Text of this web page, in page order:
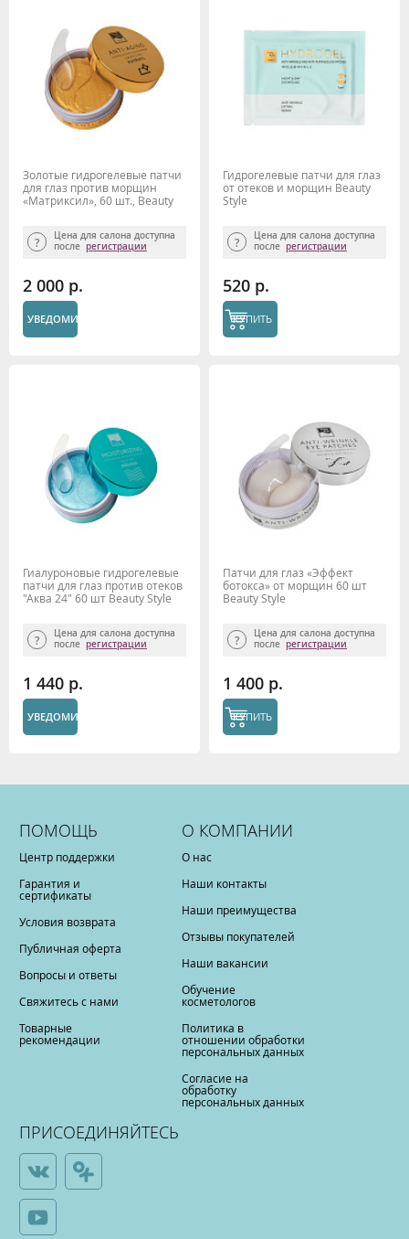
Золотые гидрогелевые патчи
для глаз против морщин
«Матриксил», 60 шт., Beauty
Цена для салона доступна
после регистрации
2 000 р.
УВЕДОМИТЬ
Гидрогелевые патчи для глаз
от отеков и морщин Beauty
Style
Цена для салона доступна
после регистрации
520 р.
КУПИТЬ
Гиалуроновые гидрогелевые
патчи для глаз против отеков
"Аква 24" 60 шт Beauty Style
Цена для салона доступна
после регистрации
1 440 р.
УВЕДОМИТЬ
Патчи для глаз «Эффект
ботокса» от морщин 60 шт
Beauty Style
Цена для салона доступна
после регистрации
1 400 р.
КУПИТЬ
ПОМОЩЬ
Центр поддержки
Гарантия и
сертификаты
Условия возврата
Публичная оферта
Вопросы и ответы
Свяжитесь с нами
Товарные
рекомендации
О КОМПАНИИ
О нас
Наши контакты
Наши преимущества
Отзывы покупателей
Наши вакансии
Обучение
косметологов
Политика в
отношении обработки
персональных данных
Согласие на
обработку
персональных данных
ПРИСОЕДИНЯЙТЕСЬ